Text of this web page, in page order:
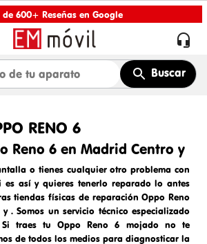
de 600+ Reseñas en Google

Buscar
RENO 6
Reno 6 en Madrid Centro y
o tienes cualquier otro problema con
es así y quieres tenerlo reparado lo antes
tiendas físicas de reparación Oppo Reno
y . Somos unservicio técnico especializado
traes tu Oppo Reno 6 mojado no te
de todos los medios para diagnosticar la